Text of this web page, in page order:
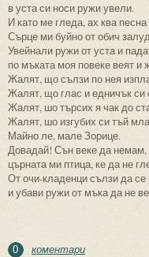
в уста си носи ружи увели.
И като ме гледа, ах ква песна
Сърце ми буйно от обич
Увейнали ружи от уста и
по мъката моя повеке веят и
Жалят, що сълзи по нея
Жалят, що глас и едничък си
Жалят, шо търсих я чак до
Жалят, шо изгубих си тъй
Майно ле, мале Зорице.
Довадай! Сън веке да немам,
църната ми птица, ке да не
От очи-кладенци сълзи да се
и убави ружи от мъка да не
0 коментари